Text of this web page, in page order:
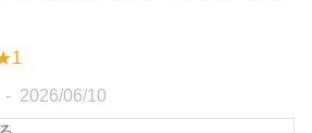
2026/06/10